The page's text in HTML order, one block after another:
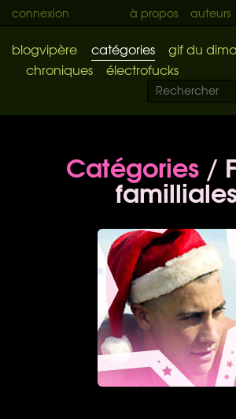
connexion à propos auteurs
blogvipère catégories
gif du
chroniques
électrofucks
Catégories/